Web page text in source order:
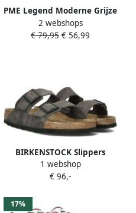
PME Legend Moderne Grijze
Skytank Sneakers Gray
Heren
2 webshops
€ 79,95 € 56,99
BIRKENSTOCK Slippers
Arizona Maat: 43 Materiaal:
Suède Kleur: Grijs
1 webshop
€ 96,-
17%